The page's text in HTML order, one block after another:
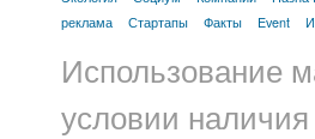
реклама
Стартапы Факты Event
Использование
условии